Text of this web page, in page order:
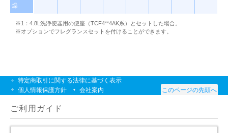
燥
※1：4.8L洗浄便器用の便座（TCF4**4AK系）とセットした場合。
※オプションでフレグランスセットを付けることができます。
特定商取引に関する法律に基づく表示
個人情報保護方針
会社案内 このページの先頭へ
ご利用ガイド